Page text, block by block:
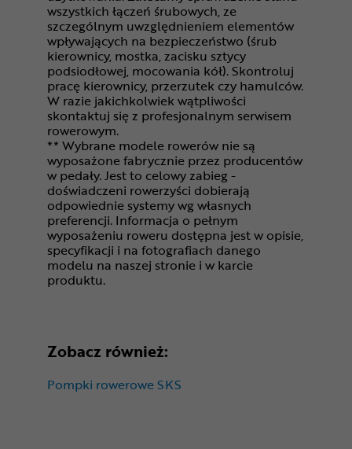
wszystkich łączeń śrubowych, ze
szczególnym uwzględnieniem elementów
wpływających na bezpieczeństwo (śrub
kierownicy, mostka, zacisku sztycy
podsiodłowej, mocowania kół). Skontroluj
pracę kierownicy, przerzutek czy hamulców.
W razie jakichkolwiek wątpliwości
skontaktuj się z profesjonalnym serwisem
rowerowym.
** Wybrane modele rowerów nie są
wyposażone fabrycznie przez producentów
w pedały. Jest to celowy zabieg -
doświadczeni rowerzyści dobierają
odpowiednie systemy wg własnych
preferencji. Informacja o pełnym
wyposażeniu roweru dostępna jest w opisie,
specyfikacji i na fotografiach danego
modelu na naszej stronie i w karcie
produktu.
Zobacz również:
Pompki rowerowe SKS